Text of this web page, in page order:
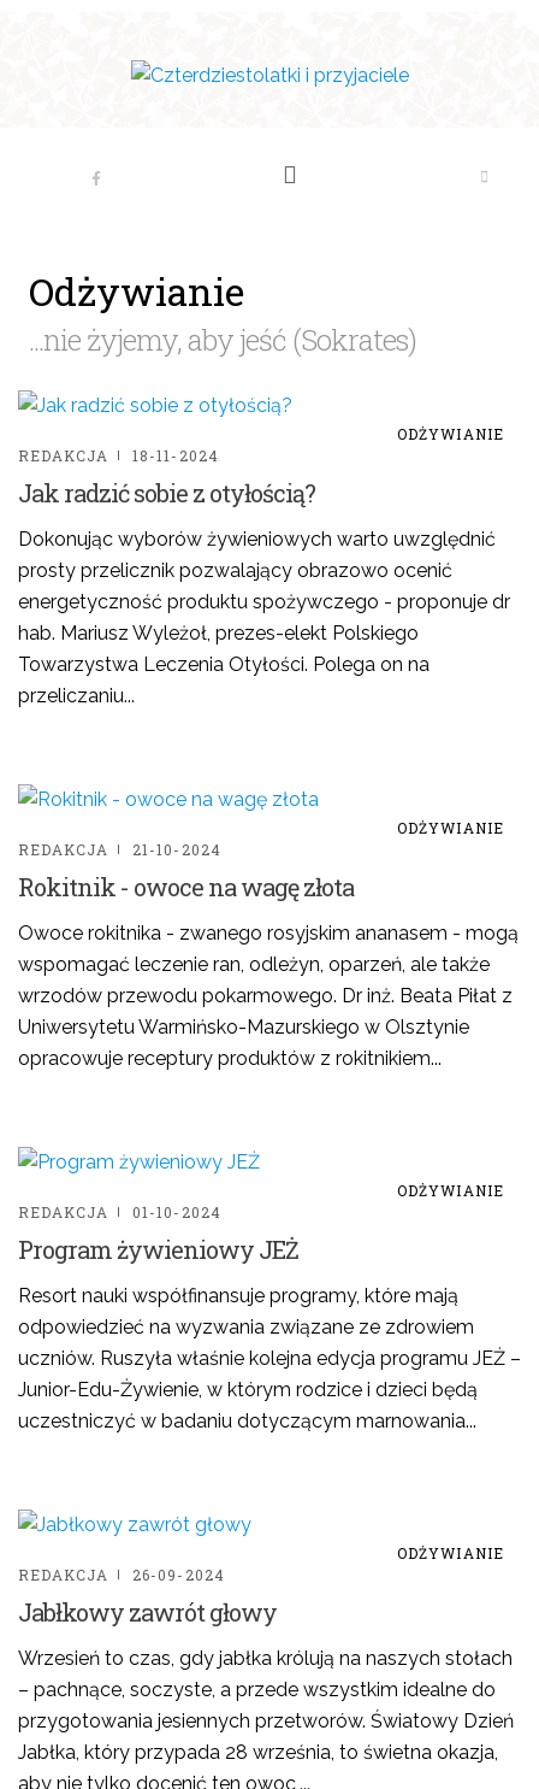
Odżywianie
...nie żyjemy, aby jeść (Sokrates)
ODŻYWIANIE
REDAKCJA
18-11-2024
Jak radzić sobie z otyłością?
Dokonując wyborów żywieniowych warto uwzględnić
prosty przelicznik pozwalający obrazowo ocenić
energetyczność produktu spożywczego - proponuje dr
hab. Mariusz Wyleżoł, prezes-elekt Polskiego
Towarzystwa Leczenia Otyłości. Polega on na
przeliczaniu...
ODŻYWIANIE
REDAKCJA
21-10-2024
Rokitnik - owoce na wagę złota
Owoce rokitnika - zwanego rosyjskim ananasem - mogą
wspomagać leczenie ran, odleżyn, oparzeń, ale także
wrzodów przewodu pokarmowego. Dr inż. Beata Piłat z
Uniwersytetu Warmińsko-Mazurskiego w Olsztynie
opracowuje receptury produktów z rokitnikiem...
ODŻYWIANIE
REDAKCJA
01-10-2024
Program żywieniowy JEŻ
Resort nauki współfinansuje programy, które mają
odpowiedzieć na wyzwania związane ze zdrowiem
uczniów. Ruszyła właśnie kolejna edycja programu JEŻ –
Junior-Edu-Żywienie, w którym rodzice i dzieci będą
uczestniczyć w badaniu dotyczącym marnowania...
ODŻYWIANIE
REDAKCJA
26-09-2024
Jabłkowy zawrót głowy
Wrzesień to czas, gdy jabłka królują na naszych stołach
– pachnące, soczyste, a przede wszystkim idealne do
przygotowania jesiennych przetworów. Światowy Dzień
Jabłka, który przypada 28 września, to świetna okazja,
aby nie tylko docenić ten owoc,...